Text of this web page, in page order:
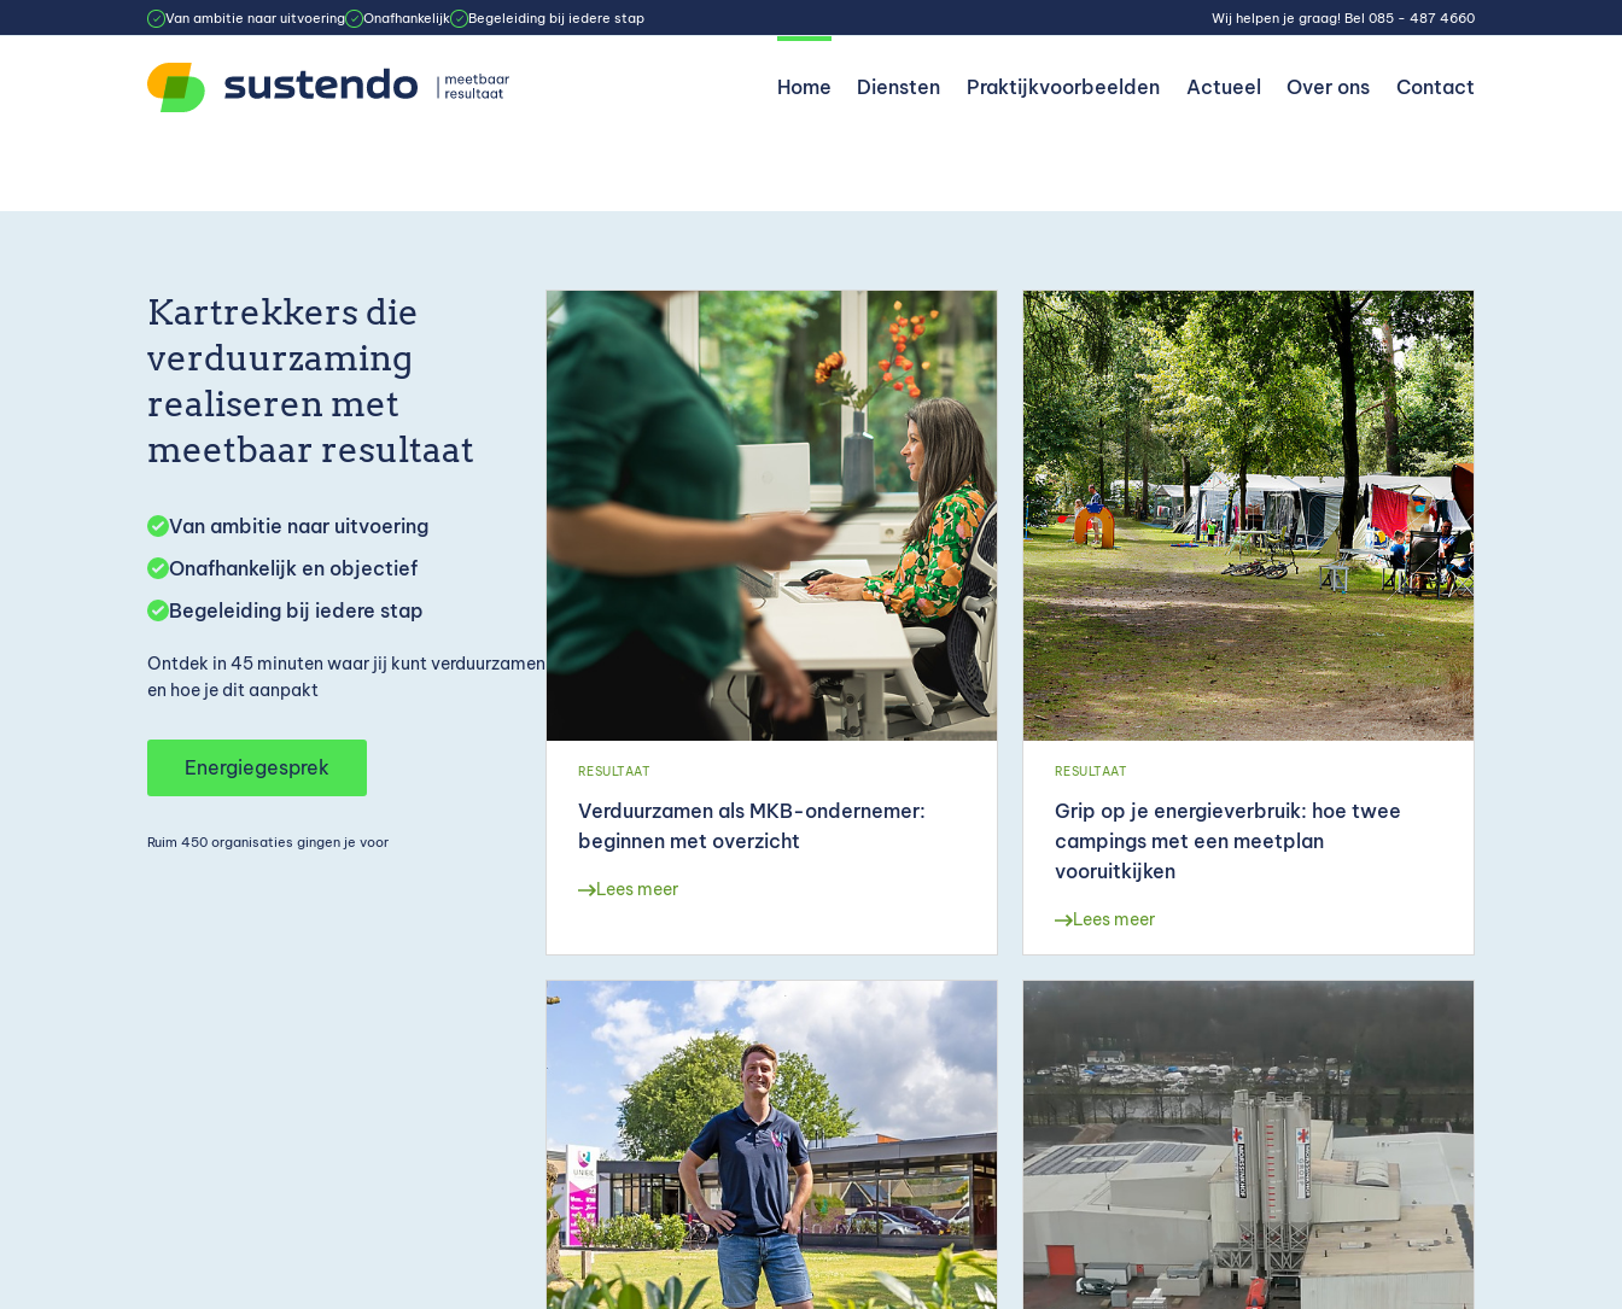
Van ambitie naar uitvoering Onafhankelijk Begeleiding bij iedere stap Wij helpen je graag! Bel 085 - 487 4660
Home Diensten Praktijkvoorbeelden Actueel Over ons Contact
Kartrekkers die
verduurzaming
realiseren met
meetbaar resultaat
Van ambitie naar uitvoering
Onafhankelijk en objectief
Begeleiding bij iedere stap
Ontdek in 45 minuten waar jij kunt verduurzamen
en hoe je dit aanpakt
Energiegesprek
Ruim 450 organisaties gingen je voor
RESULTAAT
Verduurzamen als MKB-ondernemer:
beginnen met overzicht
Lees meer
RESULTAAT
Grip op je energieverbruik: hoe twee
campings met een meetplan
vooruitkijken
Lees meer